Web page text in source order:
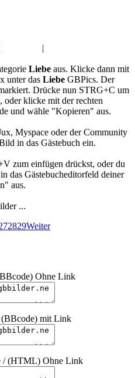
|
Liebe aus. Klicke dann mit
unter das Liebe GBPics. Der
Drücke nun STRG+C um
klicke mit der rechten
und wähle "Kopieren" aus.
Myspace oder der Community
in das Gästebuch ein.
zum einfügen drückst, oder du
das Gästebucheditorfeld deiner
aus.
...
2829Weiter
Ohne Link
(BBcode) mit Link
/ (HTML) Ohne Link